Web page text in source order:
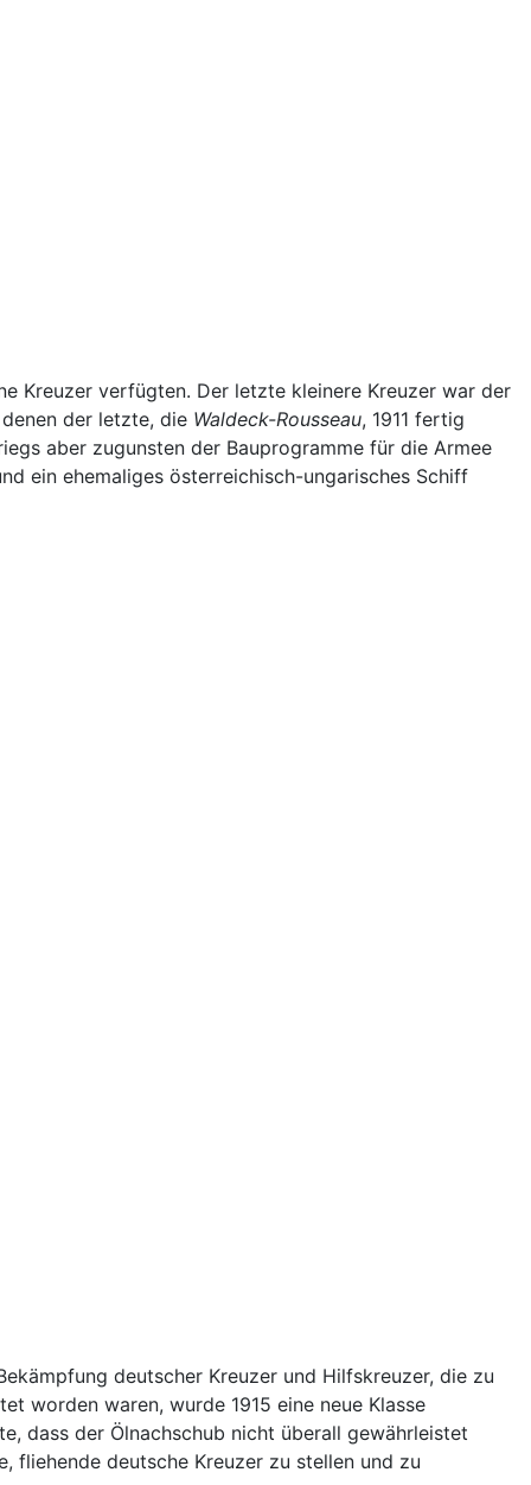
Kreuzer verfügten. Der letzte kleinere Kreuzer war der
der letzte, die Waldeck-Rousseau, 1911 fertig
aber zugunsten der Bauprogramme für die Armee
ein ehemaliges österreichisch-ungarisches Schiff
deutscher Kreuzer und Hilfskreuzer, die zu
worden waren, wurde 1915 eine neue Klasse
dass der Ölnachschub nicht überall gewährleistet
fliehende deutsche Kreuzer zu stellen und zu